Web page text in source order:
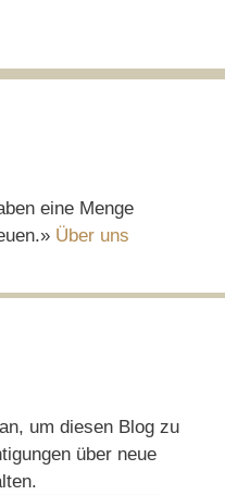
eine Menge
Über uns
um diesen Blog zu
über neue